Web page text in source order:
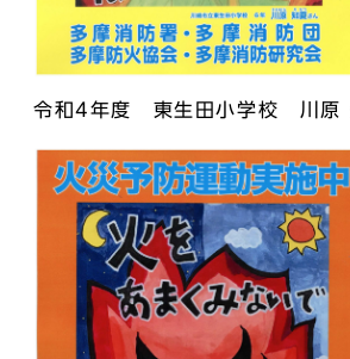
令和4年度 東生田小学校 川原